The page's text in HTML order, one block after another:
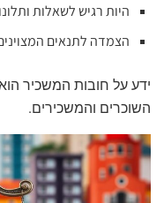
היות רגיש לשאלות
הצמדה לתנאים
ידע על חובות המשכיר
השוכרים והמשכירים.